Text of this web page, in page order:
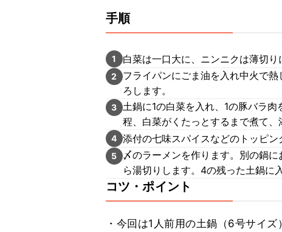
手順
1 白菜は一口大に、ニンニクは薄切り
2
フライパンにごま油を入れ中火で
ろします。
3 土鍋に1の白菜を入れ、1の豚バラ
程、白菜がくたっとするまで煮て、
4 添付の七味スパイスなどのトッピン
5
〆のラーメンを作ります。別の鍋
ら湯切りします。4の残った土鍋に
コツ・ポイント
・今回は1人前用の土鍋（6号サイ